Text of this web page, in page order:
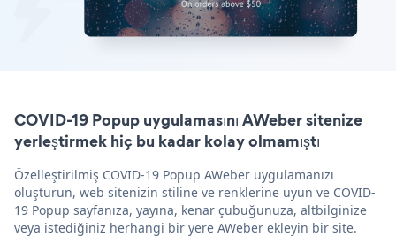
COVID-19 Popup uygulamasını AWeber sitenize
yerleştirmek hiç bu kadar kolay olmamıştı
Özelleştirilmiş COVID-19 Popup AWeber uygulamanızı
oluşturun, web sitenizin stiline ve renklerine uyun ve COVID-
19 Popup sayfanıza, yayına, kenar çubuğunuza, altbilginize
veya istediğiniz herhangi bir yere AWeber ekleyin bir site.